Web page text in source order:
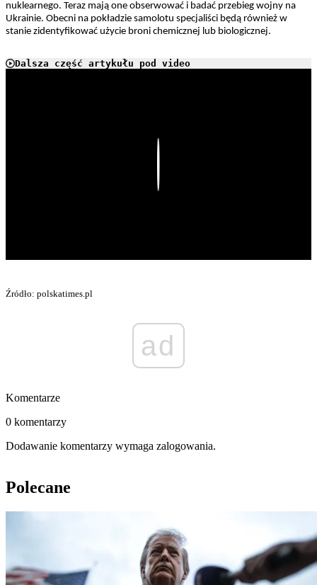
nuklearnego. Teraz mają one obserwować i badać przebieg wojny na
Ukrainie. Obecni na pokładzie samolotu specjaliści będą również w
stanie zidentyfikować użycie broni chemicznej lub biologicznej.
Dalsza część artykułu pod video
Źródło: polskatimes.pl
ad
Komentarze
0 komentarzy
Dodawanie komentarzy wymaga zalogowania.
Polecane